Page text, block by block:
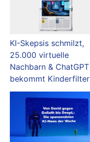
KI-Skepsis schmilzt,
25.000 virtuelle
Nachbarn & ChatGPT
bekommt Kinderfilter